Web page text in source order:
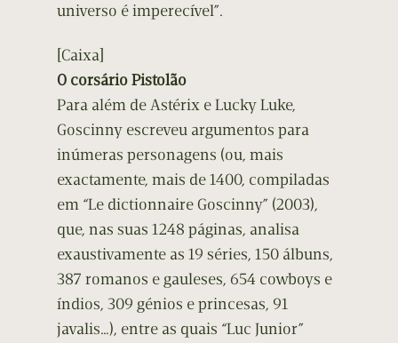
universo é imperecível”.
[Caixa]
O corsário Pistolão
Para além de Astérix e Lucky Luke,
Goscinny escreveu argumentos para
inúmeras personagens (ou, mais
exactamente, mais de 1400, compiladas
em “Le dictionnaire Goscinny” (2003),
que, nas suas 1248 páginas, analisa
exaustivamente as 19 séries, 150 álbuns,
387 romanos e gauleses, 654 cowboys e
índios, 309 génios e princesas, 91
javalis…), entre as quais “Luc Junior”